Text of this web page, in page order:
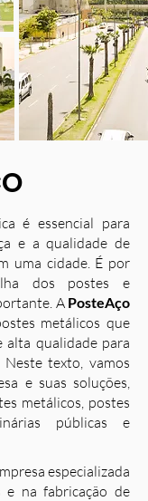
é essencial para
e a qualidade de
uma cidade. É por
dos postes e
A PosteAço
metálicos que
alta qualidade para
texto, vamos
e suas soluções,
metálicos, postes
públicas e
especializada
e na fabricação de